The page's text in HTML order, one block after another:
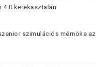
4.0 kerekasztalán
szimulációs mérnöke az